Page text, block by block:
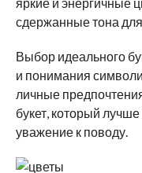
сдержанные тона
Выбор идеального
и понимания
личные
букет, который
уважение к поводу.